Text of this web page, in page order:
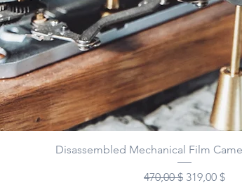
Disassembled Mechanical Film
Standardpreis
470,00 $ Sale-Preis
319,00 $